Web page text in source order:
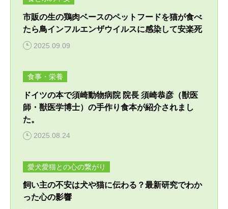
市販の生の鶏肉ベースのペットフードを猫が食べ
たら鳥インフルエンザウイルスに感染して安楽死
2025.09.09
食事・栄養
ドイツの本で須崎動物病院 院長 須崎恭彦（獣医
師・獣医学博士）の手作り食本が紹介されまし
た。
2025.08.24
愛犬愛猫との心の繋がり
飼い主の不安は犬や猫に伝わる？最新研究でわか
った心の影響